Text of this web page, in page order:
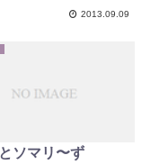
2013.09.09
ソマリ〜ず